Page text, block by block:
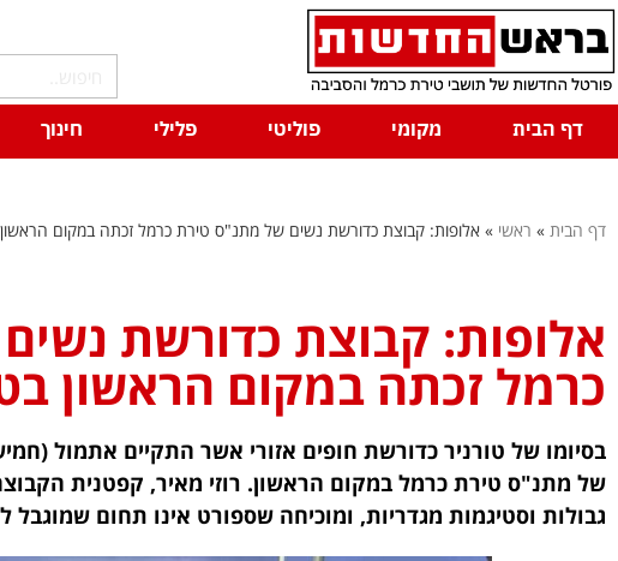
דף הבית
מקומי פוליטי פלילי חינוך
דף הבית » ראשי » אלופות: קבוצת כדורשת נשים של מתנ"ס טירת כרמל זכתה במקום הראשון
אלופות: קבוצת כדורשת
כרמל זכתה במקום הראשון
בסיומו של טורניר כדורשת חופים אזורי אשר התקיים אתמול
של מתנ"ס טירת כרמל במקום הראשון. רוזי מאיר, קפטנית
גבולות וסטיגמות מגדריות, ומוכיחה שספורט אינו תחום שמוגבל